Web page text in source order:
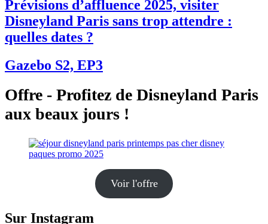
Prévisions d’affluence 2025, visiter
Disneyland Paris sans trop attendre :
quelles dates ?
Gazebo S2, EP3
Offre - Profitez de Disneyland Paris
aux beaux jours !
Voir l'offre
Sur Instagram